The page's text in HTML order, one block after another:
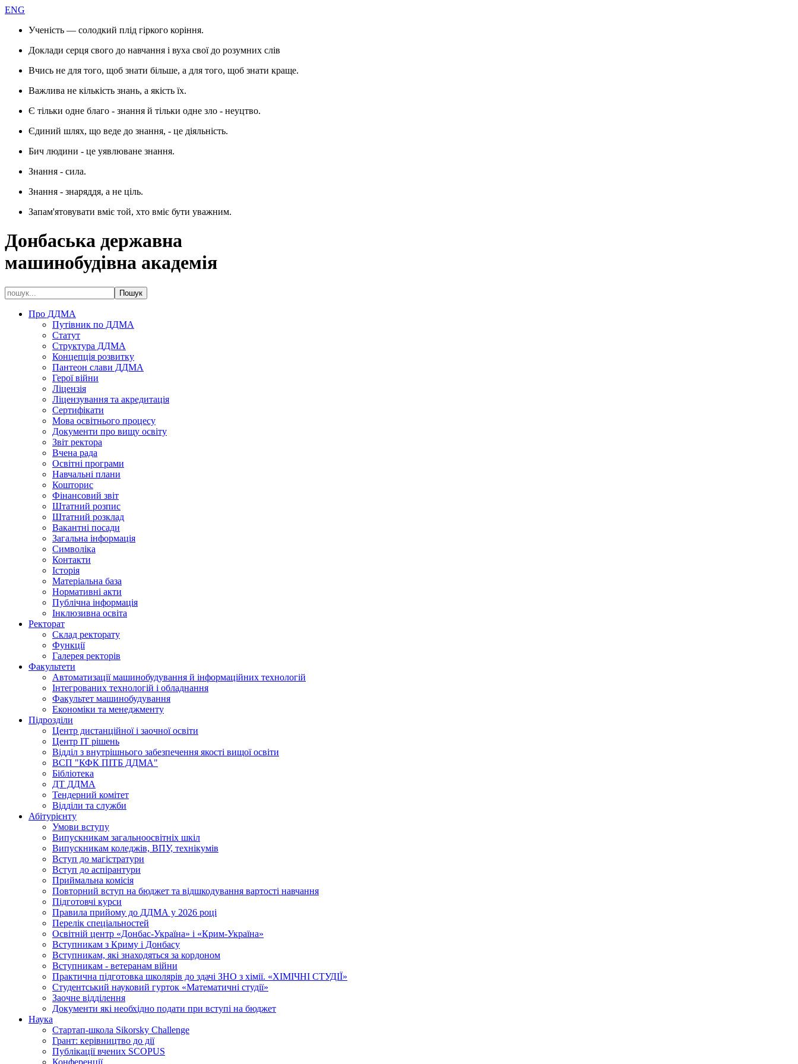
ENG
Ученість — солодкий плід гіркого коріння.
Доклади серця свого до навчання і вуха свої до розумних слів
Вчись не для того, щоб знати більше, а для того, щоб знати краще.
Важлива не кількість знань, а якість їх.
Є тільки одне благо - знання й тільки одне зло - неуцтво.
Єдиний шлях, що веде до знання, - це діяльність.
Бич людини - це уявлюване знання.
Знання - сила.
Знання - знаряддя, а не ціль.
Запам'ятовувати вміє той, хто вміє бути уважним.
Донбаська державна
машинобудівна академія
Про ДДМА
Путівник по ДДМА
Статут
Структура ДДМА
Концепція розвитку
Пантеон слави ДДМА
Герої війни
Ліцензія
Ліцензування та акредитація
Сертифікати
Мова освітнього процесу
Документи про вищу освіту
Звіт ректора
Вчена рада
Освітні програми
Навчальні плани
Кошторис
Фінансовий звіт
Штатний розпис
Штатний розклад
Вакантні посади
Загальна інформація
Символіка
Контакти
Історія
Матеріальна база
Нормативні акти
Публічна інформація
Інклюзивна освіта
Ректорат
Склад ректорату
Функції
Галерея ректорів
Факультети
Автоматизації машинобудування й інформаційних технологій
Інтегрованих технологій і обладнання
Факультет машинобудування
Економіки та менеджменту
Підрозділи
Центр дистанційної і заочної освіти
Центр ІТ рішень
Відділ з внутрішнього забезпечення якості вищої освіти
ВСП "КФК ПІТБ ДДМА"
Бібліотека
ДТ ДДМА
Тендерний комітет
Відділи та служби
Абітурієнту
Умови вступу
Випускникам загальноосвітніх шкіл
Випускникам коледжів, ВПУ, технікумів
Вступ до магістратури
Вступ до аспірантури
Приймальна комісія
Повторний вступ на бюджет та відшкодування вартості навчання
Підготовчі курси
Правила прийому до ДДМА у 2026 році
Перелік спеціальностей
Освітній центр «Донбас-Україна» і «Крим-Україна»
Вступникам з Криму і Донбасу
Вступникам, які знаходяться за кордоном
Вступникам - ветеранам війни
Практична підготовка школярів до здачі ЗНО з хімії. «ХІМІЧНІ СТУДІЇ»
Студентський науковий гурток «Математичні студії»
Заочне відділення
Документи які необхідно подати при вступі на бюджет
Наука
Стартап-школа Sikorsky Challenge
Грант: керівництво до дії
Публікації вчених SCOPUS
Конференції